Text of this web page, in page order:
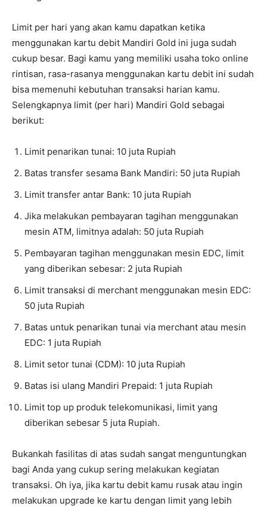
Limit per hari yang akan kamu dapatkan ketika
menggunakan kartu debit Mandiri Gold ini juga sudah
cukup besar. Bagi kamu yang memiliki usaha toko online
rintisan, rasa-rasanya menggunakan kartu debit ini sudah
bisa memenuhi kebutuhan transaksi harian kamu.
Selengkapnya limit (per hari) Mandiri Gold sebagai
berikut:
Limit penarikan tunai: 10 juta Rupiah
Batas transfer sesama Bank Mandiri: 50 juta Rupiah
Limit transfer antar Bank: 10 juta Rupiah
Jika melakukan pembayaran tagihan menggunakan
mesin ATM, limitnya adalah: 50 juta Rupiah
Pembayaran tagihan menggunakan mesin EDC, limit
yang diberikan sebesar: 2 juta Rupiah
Limit transaksi di merchant menggunakan mesin EDC:
50 juta Rupiah
Batas untuk penarikan tunai via merchant atau mesin
EDC: 1 juta Rupiah
Limit setor tunai (CDM): 10 juta Rupiah
Batas isi ulang Mandiri Prepaid: 1 juta Rupiah
Limit top up produk telekomunikasi, limit yang
diberikan sebesar 5 juta Rupiah.
Bukankah fasilitas di atas sudah sangat menguntungkan
bagi Anda yang cukup sering melakukan kegiatan
transaksi. Oh iya, jika kartu debit kamu rusak atau ingin
melakukan upgrade ke kartu dengan limit yang lebih